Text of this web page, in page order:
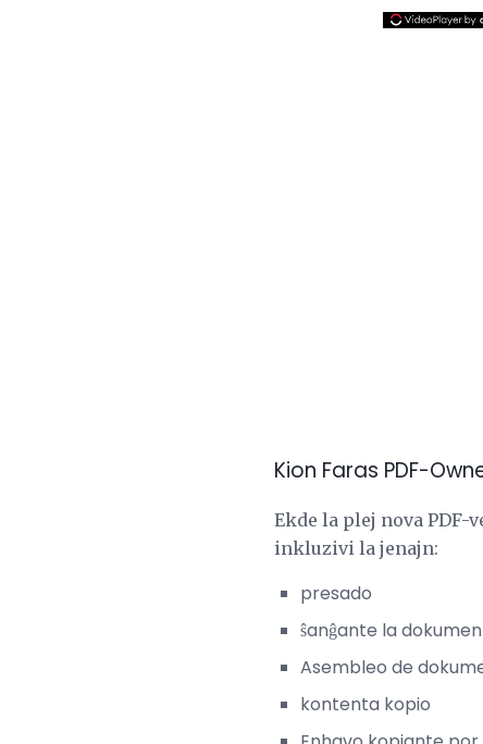
Kion Faras PDF-
Ekde la plej nova
inkluzivi la jenajn:
presado
ŝanĝante la
Asembleo de
kontenta kopio